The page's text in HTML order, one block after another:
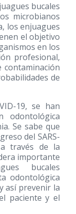
bucales
microbianos
los enjuagues
el objetivo
en los
profesional,
contaminación
de
19, se han
odontológica
Se sabe que
del SARS-
través de la
importante
bucales
odontológica
así prevenir la
paciente y el